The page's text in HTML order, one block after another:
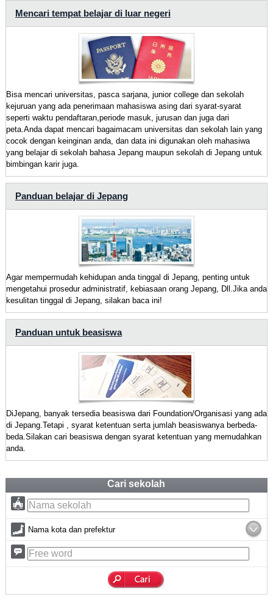
Mencari tempat belajar di luar negeri
Bisa mencari universitas, pasca sarjana, junior college dan sekolah
kejuruan yang ada penerimaan mahasiswa asing dari syarat-syarat
seperti waktu pendaftaran,periode masuk, jurusan dan juga dari
peta.Anda dapat mencari bagaimacam universitas dan sekolah lain yang
cocok dengan keinginan anda, dan data ini digunakan oleh mahasiwa
yang belajar di sekolah bahasa Jepang maupun sekolah di Jepang untuk
bimbingan karir juga.
Panduan belajar di Jepang
Agar mempermudah kehidupan anda tinggal di Jepang, penting untuk
mengetahui prosedur administratif, kebiasaan orang Jepang, Dll.Jika anda
kesulitan tinggal di Jepang, silakan baca ini!
Panduan untuk beasiswa
DiJepang, banyak tersedia beasiswa dari Foundation/Organisasi yang ada
di Jepang.Tetapi , syarat ketentuan serta jumlah beasiswanya berbeda-
beda.Silakan cari beasiswa dengan syarat ketentuan yang memudahkan
anda.
Cari sekolah
Nama kota dan prefektur